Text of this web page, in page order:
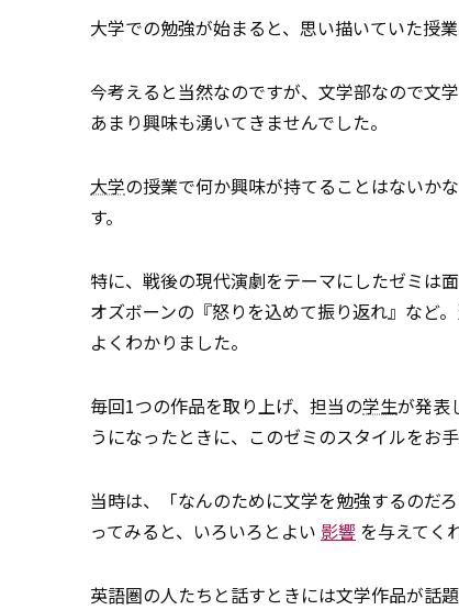
大学での勉強が始まると、思い描いていた授
今考えると当然なのですが、文学部なので文
あまり興味も湧いてきませんでした。
大学の授業で何か興味が持てることはないか
す。
特に、戦後の現代演劇をテーマにしたゼミは
オズボーンの『怒りを込めて振り返れ』など
よくわかりました。
毎回1つの作品を取り上げ、担当の学生が発表
うになったときに、このゼミのスタイルをお手
当時は、「なんのために文学を勉強するのだ
ってみると、いろいろとよい 影響 を与えてく
英語圏の人たちと話すときには文学作品が話